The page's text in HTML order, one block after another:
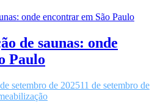
de saunas: onde
Paulo
setembro de 202511 de setembro de